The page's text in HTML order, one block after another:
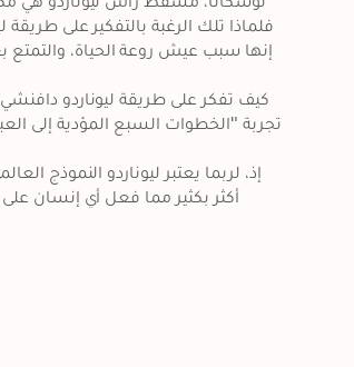
إنها سبب عيش روعة الحياة،
كيف تفكر على طريقة ليوناردو
تجربة "الخطوات السبع المؤدية إلى
إذ، لربما يعتبر ليوناردو النموذج
أكثر بكثير مما فعل أي إنسان